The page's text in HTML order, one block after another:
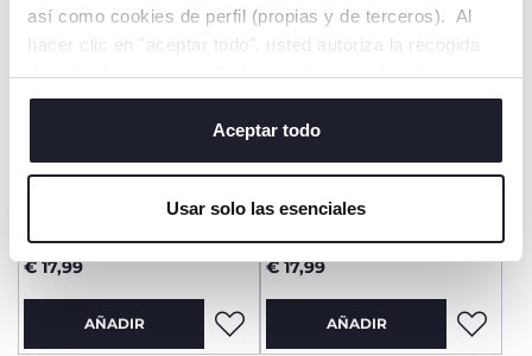
así como cookies de perfil (propias y de terceros). Al
hacer clic en "aceptar todo", usted autoriza la recogida
de todas las cookies. Si desea obtener más información
o cambiar o revocar el consentimiento de todas o
algunas cookies, haga clic en "mostrar detalles". Al
cerrar este banner, usted consiente en utilizar
servicio solicitado.
Aceptar todo
Usar solo las esenciales
Camiseta Blanca con
Bordado de Flores
€ 17,99
AÑADIR
Camiseta Blanca con
Molino
€ 17,99
AÑADIR